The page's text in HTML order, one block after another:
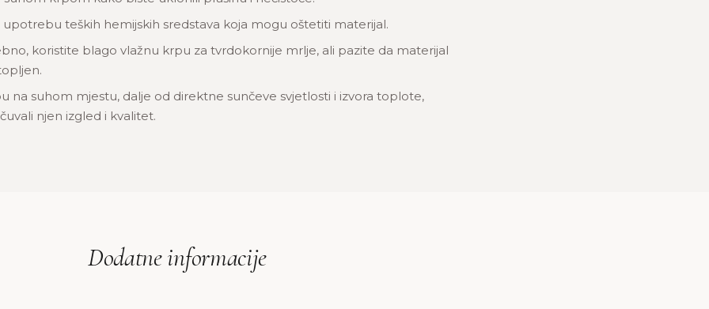
teških hemijskih sredstava koja mogu oštetiti materijal.
koristite blago vlažnu krpu za tvrdokornije mrlje, ali pazite da materijal
na suhom mjestu, dalje od direktne sunčeve svjetlosti i izvora toplote,
njen izgled i kvalitet.
Dodatne informacije